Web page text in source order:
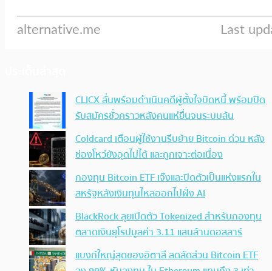
CLICX ลั่นพร้อมดำเนินคดีผู้ตั้งใจบิดหนี้ พร้อมปิด
รับสมัครชั่วคราวหลังคนแห่ยื่นจนระบบล้น
Coldcard เตือนผู้ใช้งานรีบย้าย Bitcoin ด่วน หลัง
ช่องโหว่ยังอุดไม่ได้ และถูกเจาะต่อเนื่อง
กองทุน Bitcoin ETF เจ๊งและปิดตัวเป็นแห่งแรกใน
สหรัฐหลังเงินทุนไหลออกไปฝั่ง AI
BlackRock ลุยเปิดตัว Tokenized สำหรับกองทุน
ตลาดเงินยุโรปมูลค่า 3.11 แสนล้านดอลลาร์
แบงก์ใหญ่สุดของอิตาลี ลดสัดส่วน Bitcoin ETF